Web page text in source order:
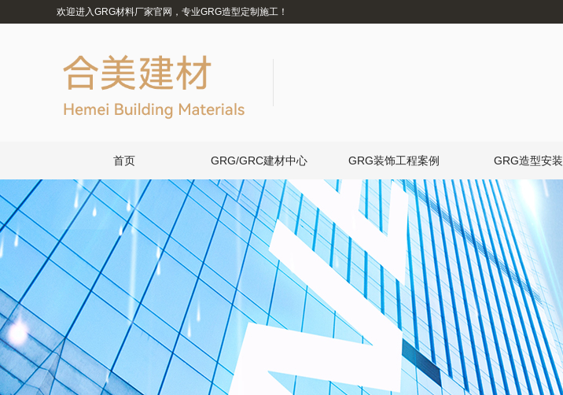
欢迎进入GRG材料厂家官网，专业GRG造型定制施工！
首页 GRG/GRC建材中心 GRG装饰工程案例 GRG造型安装